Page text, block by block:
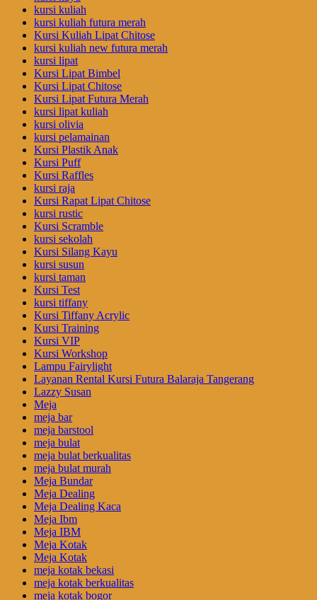
kursi kuliah
kursi kuliah futura merah
Kursi Kuliah Lipat Chitose
kursi kuliah new futura merah
kursi lipat
Kursi Lipat Bimbel
Kursi Lipat Chitose
Kursi Lipat Futura Merah
kursi lipat kuliah
kursi olivia
kursi pelamainan
Kursi Plastik Anak
Kursi Puff
Kursi Raffles
kursi raja
Kursi Rapat Lipat Chitose
kursi rustic
Kursi Scramble
kursi sekolah
Kursi Silang Kayu
kursi susun
kursi taman
Kursi Test
kursi tiffany
Kursi Tiffany Acrylic
Kursi Training
Kursi VIP
Kursi Workshop
Lampu Fairylight
Layanan Rental Kursi Futura Balaraja Tangerang
Lazzy Susan
Meja
meja bar
meja barstool
meja bulat
meja bulat berkualitas
meja bulat murah
Meja Bundar
Meja Dealing
Meja Dealing Kaca
Meja Ibm
Meja IBM
Meja Kotak
Meja Kotak
meja kotak bekasi
meja kotak berkualitas
meja kotak bogor